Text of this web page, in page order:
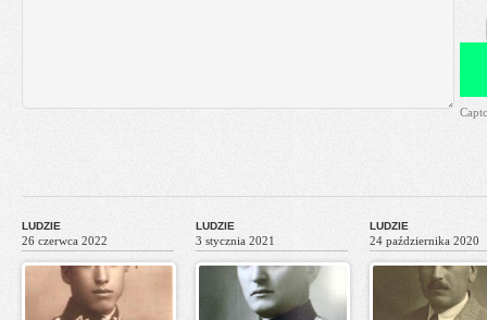
LUDZIE
26 czerwca 2022
LUDZIE
3 stycznia 2021
LUDZIE
24 października 2020